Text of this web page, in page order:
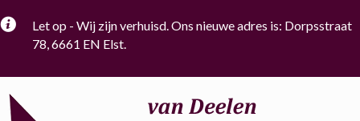
Let op - Wij zijn verhuisd. Ons nieuwe adres is: Dorpsstraat
78, 6661 EN Elst.